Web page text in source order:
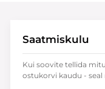
Saatmiskulu
Kui soovite tellida
ostukorvi kaudu - seal